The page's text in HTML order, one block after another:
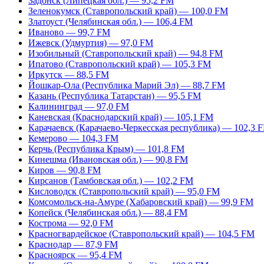
Зеленокумск (Ставропольский край) — 100,0 FM
Златоуст (Челябинская обл.) — 106,4 FM
Иваново — 99,7 FM
Ижевск (Удмуртия) — 97,0 FM
Изобильный (Ставропольский край) — 94,8 FM
Ипатово (Ставропольский край) — 105,3 FM
Иркутск — 88,5 FM
Йошкар-Ола (Республика Марий Эл) — 88,7 FM
Казань (Республика Татарстан) — 95,5 FM
Калининград — 97,0 FM
Каневская (Краснодарский край) — 105,1 FM
Карачаевск (Карачаево-Черкесская республика) — 102,3
Кемерово — 104,3 FM
Керчь (Республика Крым) — 101,8 FM
Кинешма (Ивановская обл.) — 90,8 FM
Киров — 90,8 FM
Кирсанов (Тамбовская обл.) — 102,2 FM
Кисловодск (Ставропольский край) — 95,0 FM
Комсомольск-на-Амуре (Хабаровский край) — 99,9 FM
Копейск (Челябинская обл.) — 88,4 FM
Кострома — 92,0 FM
Красногвардейское (Ставропольский край) — 104,5 FM
Краснодар — 87,9 FM
Красноярск — 95,4 FM